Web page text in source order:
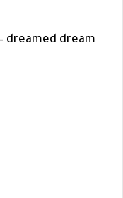
dreamed dream